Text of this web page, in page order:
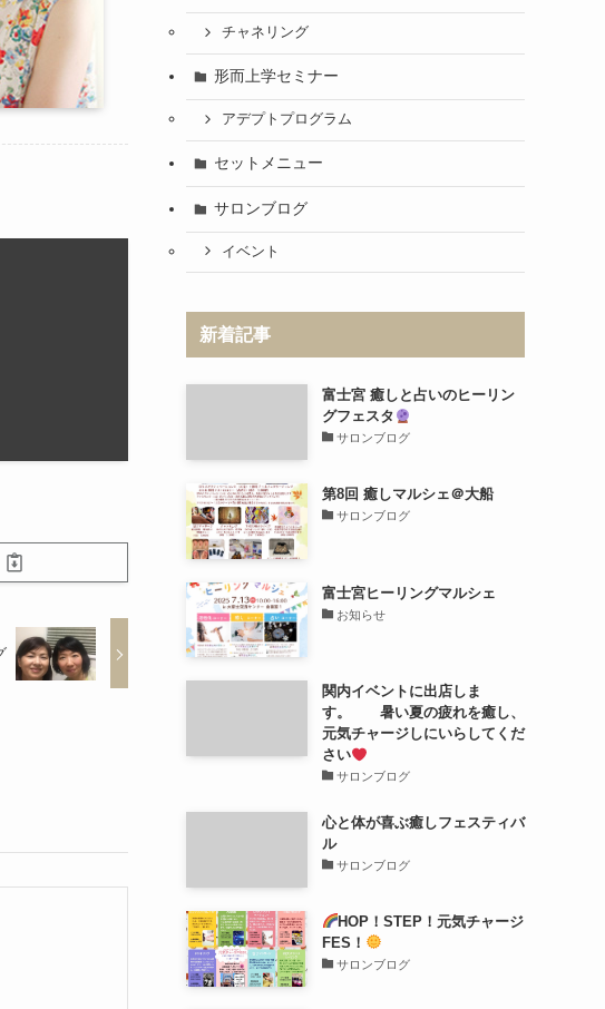
チャネリング
形而上学セミナー
アデプトプログラム
セットメニュー
サロンブログ
イベント
新着記事
富士宮 癒しと占いのヒーリン
グフェスタ
サロンブログ
第8回 癒しマルシェ＠大船
サロンブログ
富士宮ヒーリングマルシェ
お知らせ
関内イベントに出店しま
す。 暑い夏の疲れを癒し、
元気チャージしにいらしてくだ
さい
サロンブログ
心と体が喜ぶ癒しフェスティバ
ル
サロンブログ
HOP！STEP！元気チャージ
FES！
サロンブログ